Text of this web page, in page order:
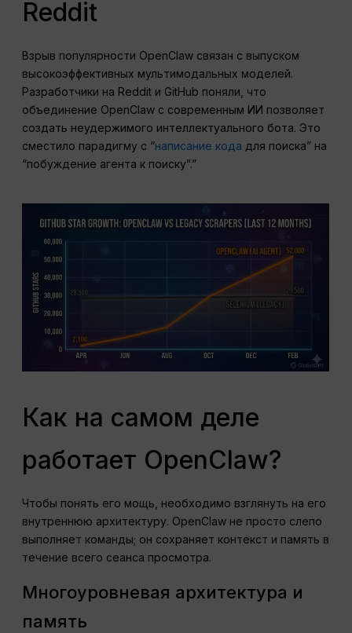
Reddit
Взрыв популярности OpenClaw связан с выпуском
высокоэффективных мультимодальных моделей.
Разработчики на Reddit и GitHub поняли, что
объединение OpenClaw с современным ИИ позволяет
создать неудержимого интеллектуального бота. Это
сместило парадигму с “написание кода для поиска” на
“побуждение агента к поиску”.”
Как на самом деле
работает OpenClaw?
Чтобы понять его мощь, необходимо взглянуть на его
внутреннюю архитектуру. OpenClaw не просто слепо
выполняет команды; он сохраняет контекст и память в
течение всего сеанса просмотра.
Многоуровневая архитектура и
память